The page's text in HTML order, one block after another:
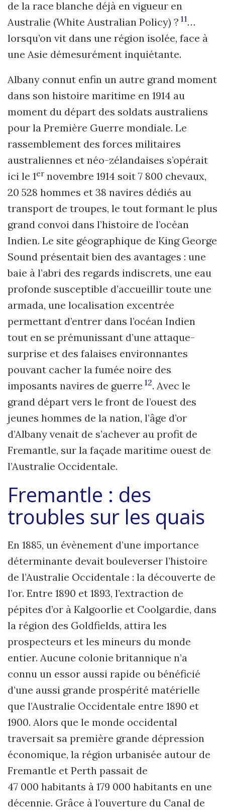
de la race blanche déjà en vigueur en
Australie (White Australian Policy) ? 11…
lorsqu’on vit dans une région isolée, face à
une Asie démesurément inquiétante.
Albany connut enfin un autre grand moment
dans son histoire maritime en 1914 au
moment du départ des soldats australiens
pour la Première Guerre mondiale. Le
rassemblement des forces militaires
australiennes et néo-zélandaises s’opérait
ici le 1er novembre 1914 soit 7 800 chevaux,
20 528 hommes et 38 navires dédiés au
transport de troupes, le tout formant le plus
grand convoi dans l’histoire de l’océan
Indien. Le site géographique de King George
Sound présentait bien des avantages : une
baie à l’abri des regards indiscrets, une eau
profonde susceptible d’accueillir toute une
armada, une localisation excentrée
permettant d’entrer dans l’océan Indien
tout en se prémunissant d’une attaque-
surprise et des falaises environnantes
pouvant cacher la fumée noire des
imposants navires de guerre 12. Avec le
grand départ vers le front de l’ouest des
jeunes hommes de la nation, l’âge d’or
d’Albany venait de s’achever au profit de
Fremantle, sur la façade maritime ouest de
l’Australie Occidentale.
Fremantle : des
troubles sur les quais
En 1885, un évènement d’une importance
déterminante devait bouleverser l’histoire
de l’Australie Occidentale : la découverte de
l’or. Entre 1890 et 1893, l’extrac­tion de
pépites d’or à Kalgoorlie et Coolgardie, dans
la région des Goldfields, attira les
prospecteurs et les mineurs du monde
entier. Aucune colonie britannique n’a
connu un essor aussi rapide ou bénéficié
d’une aussi grande prospérité matérielle
que l’Australie Occidentale entre 1890 et
1900. Alors que le monde occidental
traversait sa première grande dépression
économique, la région urbanisée autour de
Fremantle et Perth passait de
47 000 habitants à 179 000 habitants en une
décennie. Grâce à l’ouverture du Canal de